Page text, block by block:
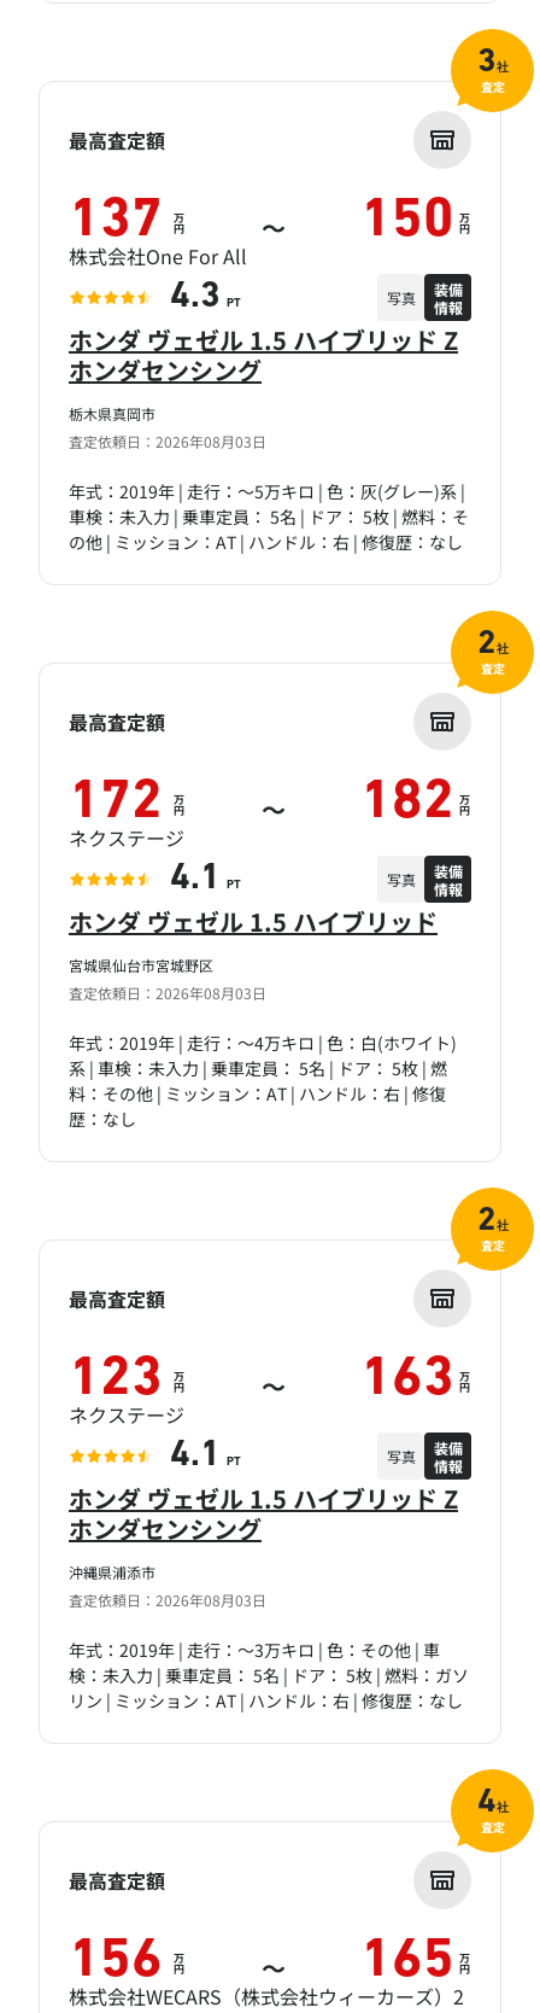
栃木県真岡市
査定依頼日：2026年08月03日
ホンダ ヴェゼル 1.5 ハイブリッド Z
ホンダセンシング
年式：2019年 | 走行：～5万キロ | 色：灰(グレー)系 |
車検：未入力 | 乗車定員： 5名 | ドア： 5枚 | 燃料：そ
の他 | ミッション：AT | ハンドル：右 | 修復歴：なし
最高査定額
137 万
円 ～ 150 万
円
株式会社One For All
4.3 PT 写真
装備
情報
3社
査定
宮城県仙台市宮城野区
査定依頼日：2026年08月03日
ホンダ ヴェゼル 1.5 ハイブリッド
年式：2019年 | 走行：～4万キロ | 色：白(ホワイト)
系 | 車検：未入力 | 乗車定員： 5名 | ドア： 5枚 | 燃
料：その他 | ミッション：AT | ハンドル：右 | 修復
歴：なし
最高査定額
172 万
円 ～ 182 万
円
ネクステージ
4.1 PT 写真
装備
情報
2社
査定
沖縄県浦添市
査定依頼日：2026年08月03日
ホンダ ヴェゼル 1.5 ハイブリッド Z
ホンダセンシング
年式：2019年 | 走行：～3万キロ | 色：その他 | 車
検：未入力 | 乗車定員： 5名 | ドア： 5枚 | 燃料：ガソ
リン | ミッション：AT | ハンドル：右 | 修復歴：なし
最高査定額
123 万
円 ～ 163 万
円
ネクステージ
4.1 PT 写真
装備
情報
2社
査定
最高査定額
156 万
円 ～ 165 万
円
株式会社WECARS（株式会社ウィーカーズ）2
4社
査定